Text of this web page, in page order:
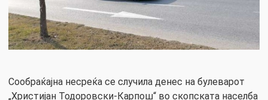
Сообраќајна несреќа се случила денес на булеварот
„Христијан Тодоровски-Карпош“ во скопската населба